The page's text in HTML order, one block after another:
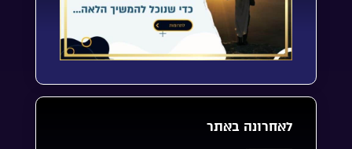
לאחרונה באתר